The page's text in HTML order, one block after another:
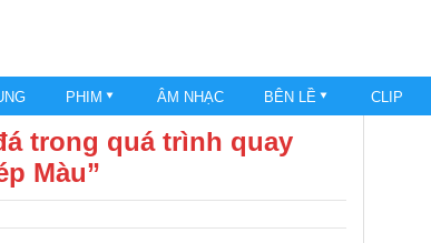
PHIM ÂM NHẠC BÊN LỀ CLIP
trong quá trình quay
Màu”